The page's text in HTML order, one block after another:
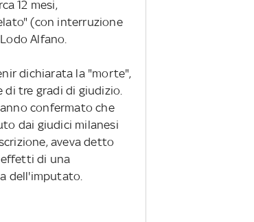
12 mesi,
(con interruzione
Alfano.
dichiarata la "morte",
tre gradi di giudizio.
confermato che
dai giudici milanesi
aveva detto
effetti di una
dell'imputato.